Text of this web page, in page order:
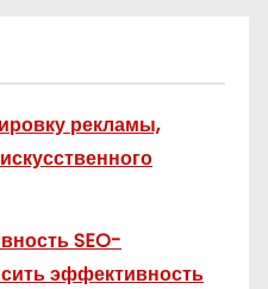
рекламы,
SEO-
эффективность